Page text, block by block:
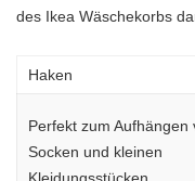
des Ikea Wäschekorbs
Haken
Perfekt zum Aufhängen
Socken und kleinen